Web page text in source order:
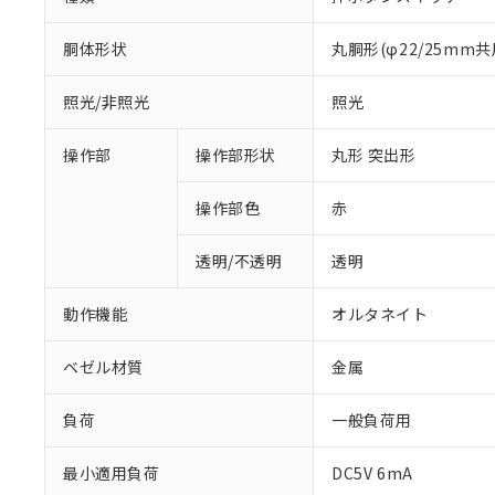
胴体形状 丸胴形(φ22/25mm共
照光/非照光 照光
操作部 操作部形状 丸形 突出形
操作部色 赤
透明/不透明 透明
動作機能 オルタネイト
ベゼル材質 金属
負荷 一般負荷用
最小適用負荷 DC5V 6mA
※1 対応状況